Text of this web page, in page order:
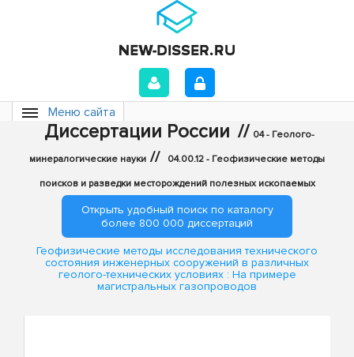
Меню сайта
Диссертации России // 04 - Геолого-
минералогические науки // 04.00.12 - Геофизические методы
поисков и разведки месторождений полезных ископаемых
Открыть удобный поиск по каталогу
более 800 000 диссертаций
Геофизические методы исследования технического
состояния инженерных сооружений в различных
геолого-технических условиях : На примере
магистральных газопроводов